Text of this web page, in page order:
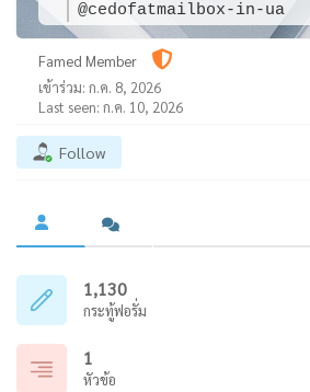
@cedofatmailbox-in-ua
Famed Member
เข้าร่วม: ก.ค. 8, 2026
Last seen: ก.ค. 10, 2026
Follow
1,130
กระทู้ฟอรั่ม
1
หัวข้อ